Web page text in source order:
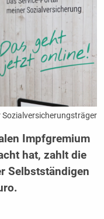
Impfgremium
hat, zahlt die
Selbstständigen